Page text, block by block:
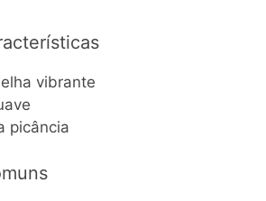
vibrante
picância